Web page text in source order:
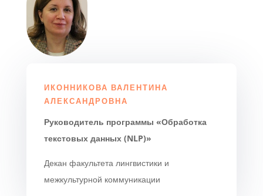
ИКОННИКОВА ВАЛЕНТИНА
АЛЕКСАНДРОВНА
Руководитель программы «Обработка
текстовых данных (NLP)»
Декан факультета лингвистики и
межкультурной коммуникации